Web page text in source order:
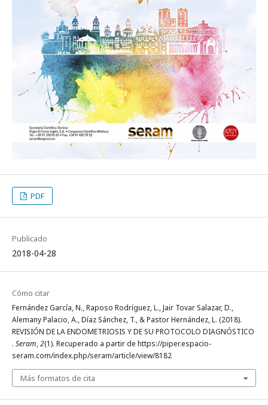
PDF
Publicado
2018-04-28
Cómo citar
Fernández García, N., Raposo Rodríguez, L., Jair Tovar Salazar, D.,
Alemany Palacio, A., Díaz Sánchez, T., & Pastor Hernández, L. (2018).
REVISIÓN DE LA ENDOMETRIOSIS Y DE SU PROTOCOLO DIAGNÓSTICO
. Seram,2(1). Recuperado a partir de https://piper.espacio-
seram.com/index.php/seram/article/view/8182
Más formatos de cita